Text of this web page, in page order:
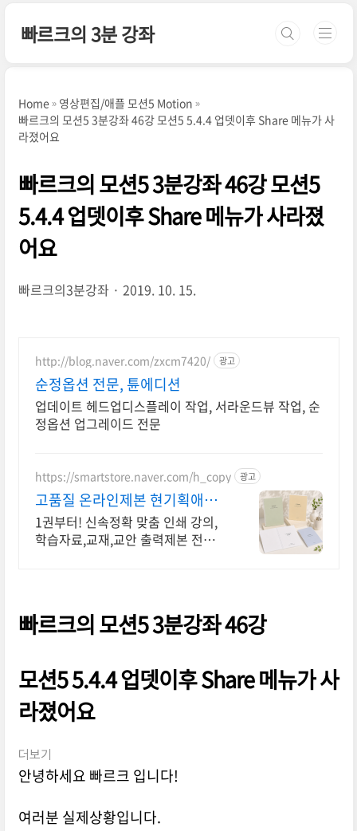
빠르크의 3분 강좌
Home
영상편집/애플 모션5 Motion
빠르크의 모션5 3분강좌 46강 모션5 5.4.4 업뎃이후 Share 메뉴가 사
라졌어요
빠르크의 모션5 3분강좌 46강 모션5
5.4.4 업뎃이후 Share 메뉴가 사라졌
어요
빠르크의3분강좌 2019. 10. 15.
http://blog.naver.com/zxcm7420/ 광고
순정옵션 전문, 튠에디션
업데이트 헤드업디스플레이 작업, 서라운드뷰 작업, 순
정옵션 업그레이드 전문
https://smartstore.naver.com/h_copy 광고
고품질 온라인제본 현기획애드
당일발송! 단1권부터! 출발
1권부터! 신속정확 맞춤 인쇄 강의,
학습자료,교재,교안 출력제본 전문
빠르크의 모션5 3분강좌 46강
모션5 5.4.4 업뎃이후 Share 메뉴가 사
라졌어요
더보기
안녕하세요 빠르크 입니다!
여러분 실제상황입니다.